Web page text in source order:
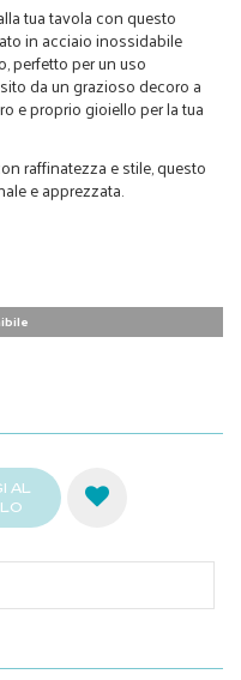
tua tavola con questo
in acciaio inossidabile
perfetto per un uso
da un grazioso decoro a
e proprio gioiello per la tua
raffinatezza e stile, questo
e apprezzata.
AL